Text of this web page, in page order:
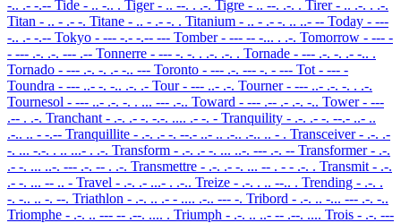
-.. .- -.-- Tide - .. -.. . Tiger- .. --. . .-. Tigre - .. --. .-. . Tirer- .. .-. . .-.
Titan - .. - .- -. Titane - .. - .- -. . Titanium - .. - .- -. .. ..- -- Today - ---
-.. .- -.-- Tokyo - --- -.- -.-- --- Tomber- --- -- -... . .-. Tomorrow - --- -
- --- .-. .-. --- .-- Tonnerre - --- -. -. . .-. .-. . Tornade - --- .-. -. .- -.. .
Tornado - --- .-. -. .- -.. --- Toronto - --- .-. --- -. - --- Tot - --- -
Toundra - --- ..- -. -.. .-. .- Tour- --- ..- .-. Tourner- --- ..- .-. -. . .-.
Tournesol - --- ..- .-. -. . ... --- .-.. Toward - --- .-- .- .-. -.. Tower- ---
.-- . .-. Tranchant - .-. .- -. -.-. .... .- -. - Tranquility - .-. .- -. --.- ..- ..
.-.. .. - -.-- Tranquillite - .-. .- -. --.- ..- .. .-.. .-.. .. - . Transceiver- .-. .-
-. ... -.-. . .. ...- . .-. Transform - .-. .- -. ... ..-. --- .-. -- Transformer- .-.
.- -. ... ..-. --- .-. -- . .-. Transmettre - .-. .- -. ... -- . - - .-. . Transmit - .-.
.- -. ... -- .. - Travel - .-. .- ...- . .-.. Treize - .-. . .. --.. . Trending - .-. .
-. -.. .. -. --. Triathlon - .-. .. .- - .... .-.. --- -. Tribord - .-. .. -... --- .-. -..
Triomphe - .-. .. --- -- .--. .... . Triumph - .-. .. ..- -- .--. .... Trois - .-. ---